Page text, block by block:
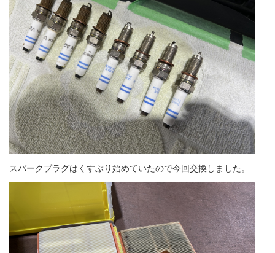
スパークプラグはくすぶり始めていたので今回交換しました。